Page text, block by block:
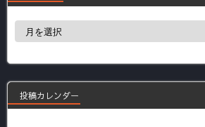
過
事
投稿カレンダー